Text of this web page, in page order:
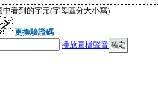
中看到的字元(字母區分大小寫)
更換驗證碼
播放圖檔聲音